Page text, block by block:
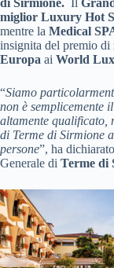
di Sirmione. Il
miglior Luxury Hot
mentre la Medical
insignita del premio di
Europa ai World
“Siamo
non è semplicemente
altamente qualificato,
di Terme di Sirmione
persone”, ha dichiarato
Generale di Terme di